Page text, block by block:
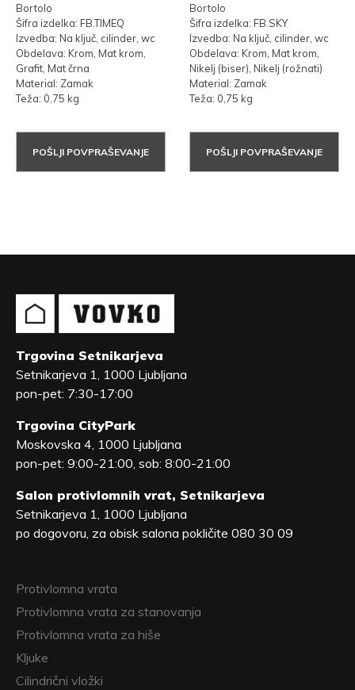
Bortolo
Šifra izdelka: FB.TIMEQ
Izvedba: Na ključ, cilinder, wc
Obdelava: Krom, Mat krom,
Grafit, Mat črna
Material: Zamak
Teža: 0,75 kg
POŠLJI POVPRAŠEVANJE
Bortolo
Šifra izdelka: FB.SKY
Izvedba: Na ključ, cilinder, wc
Obdelava: Krom, Mat krom,
Nikelj (biser), Nikelj (rožnati)
Material: Zamak
Teža: 0,75 kg
POŠLJI POVPRAŠEVANJE
Trgovina Setnikarjeva
Setnikarjeva 1, 1000 Ljubljana
pon-pet: 7:30-17:00
Trgovina CityPark
Moskovska 4, 1000 Ljubljana
pon-pet: 9:00-21:00, sob: 8:00-21:00
Salon protivlomnih vrat, Setnikarjeva
Setnikarjeva 1, 1000 Ljubljana
po dogovoru, za obisk salona pokličite 080 30 09
Protivlomna vrata
Protivlomna vrata za stanovanja
Protivlomna vrata za hiše
Kljuke
Cilindrični vložki